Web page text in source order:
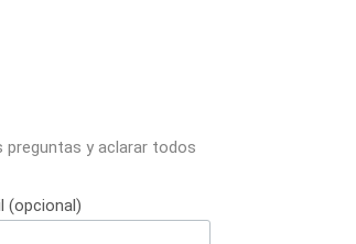
preguntas y aclarar todos
(opcional)